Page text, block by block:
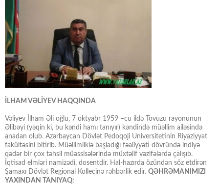
İLHAM VƏLİYEV HAQQINDA
Vəliyev İlham Əli oğlu, 7 oktyabr 1959 –cu ildə Tovuzu rayonunun
Əlibəyi (yəqin ki, bu kəndi hamı tanıyır) kəndində müəllim ailəsində
anadan olub. Azərbaycan Dövlət Pedoqoji Universitetinin Riyaziyyat
fakültəsini bitirib. Müəllimliklə başladığı fəaliyyəti dövründə indiyə
qədər bir çox təhsil müəssisələrində müxtəlif vəzifələrdə çalışıb.
İqtisad elmləri namizədi, dosentdir. Hal-hazırda özündən söz etdirən
Şamaxı Dövlət Regional Kollecinə rəhbərlik edir. QƏHRƏMANIMIZI
YAXINDAN TANIYAQ: